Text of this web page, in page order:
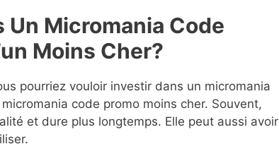
Micromania Code
Moins Cher?
pourriez vouloir investir dans un micromania
code promo moins cher. Souvent,
et dure plus longtemps. Elle peut aussi avoir